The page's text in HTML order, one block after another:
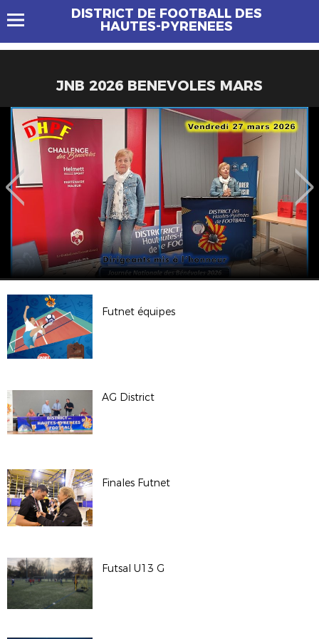
DISTRICT DE FOOTBALL DES
HAUTES-PYRENEES
JNB 2026 BENEVOLES MARS
Futnet équipes
AG District
Finales Futnet
Futsal U13 G